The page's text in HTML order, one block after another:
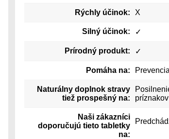
Rýchly účinok: X
Silný účinok: ✓
Prírodný produkt: ✓
Pomáha na:
Naturálny doplnok stravy
tiež prospešný na:
príznakov
Naši zákazníci
doporučujú tieto tabletky
na: